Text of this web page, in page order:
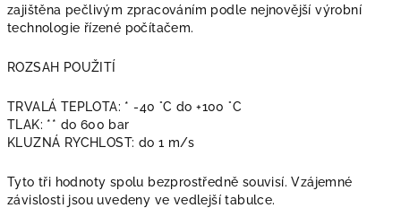
zajištěna pečlivým zpracováním podle nejnovější výrobní
technologie řízené počítačem.
ROZSAH POUŽITÍ
TRVALÁ TEPLOTA: * -40 °C do +100 °C
TLAK: ** do 600 bar
KLUZNÁ RYCHLOST: do 1 m/s
Tyto tři hodnoty spolu bezprostředně souvisí. Vzájemné
závislosti jsou uvedeny ve vedlejší tabulce.